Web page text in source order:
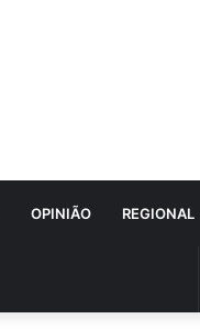
OPINIÃO REGIONAL